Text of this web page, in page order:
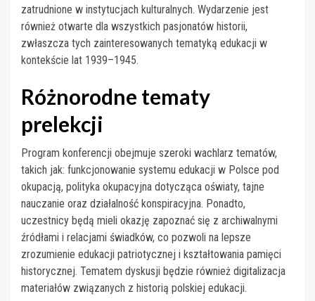
zatrudnione w instytucjach kulturalnych. Wydarzenie jest
również otwarte dla wszystkich pasjonatów historii,
zwłaszcza tych zainteresowanych tematyką edukacji w
kontekście lat 1939–1945.
Różnorodne tematy
prelekcji
Program konferencji obejmuje szeroki wachlarz tematów,
takich jak: funkcjonowanie systemu edukacji w Polsce pod
okupacją, polityka okupacyjna dotycząca oświaty, tajne
nauczanie oraz działalność konspiracyjna. Ponadto,
uczestnicy będą mieli okazję zapoznać się z archiwalnymi
źródłami i relacjami świadków, co pozwoli na lepsze
zrozumienie edukacji patriotycznej i kształtowania pamięci
historycznej. Tematem dyskusji będzie również digitalizacja
materiałów związanych z historią polskiej edukacji.